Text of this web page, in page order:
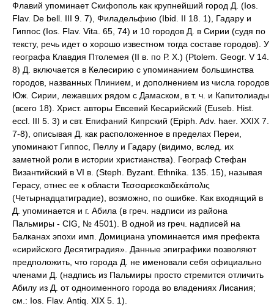
Флавий упоминает Скифополь как крупнейший город Д. (Ios.
Flav. De bell. III 9. 7), Филадельфию (Ibid. II 18. 1), Гадару и
Гиппос (Ios. Flav. Vita. 65, 74) и 10 городов Д. в Сирии (судя по
тексту, речь идет о хорошо известном тогда составе городов). У
географа Клавдия Птолемея (II в. по Р. Х.) (Ptolem. Geogr. V 14.
8) Д. включается в Келесирию с упоминанием большинства
городов, названных Плинием, и дополнением из числа городов
Юж. Сирии, лежавших рядом с Дамаском, в т. ч. и Капитолиады
(всего 18). Христ. авторы Евсевий Кесарийский (Euseb. Hist.
eccl. III 5. 3) и свт. Епифаний Кипрский (Epiph. Adv. haer. XXIX 7.
7-8), описывая Д. как расположенное в пределах Переи,
упоминают Гиппос, Пеллу и Гадару (видимо, вслед. их
заметной роли в истории христианства). Географ Стефан
Византийский в VI в. (Steph. Byzant. Ethnika. 135. 15), называя
Герасу, отнес ее к области Τεσσαρεσκαιδεκάπολις
(Четырнадцатиградие), возможно, по ошибке. Как входящий в
Д. упоминается и г. Абила (в греч. надписи из района
Пальмиры - CIG, № 4501). В одной из греч. надписей на
Балканах эпохи имп. Домициана упоминается имя префекта
«сирийского Десятиградия». Данные эпиграфики позволяют
предположить, что города Д. не именовали себя официально
членами Д. (надпись из Пальмиры просто стремится отличить
Абилу из Д. от одноименного города во владениях Лисания;
см.: Ios. Flav. Antiq. XIX 5. 1).